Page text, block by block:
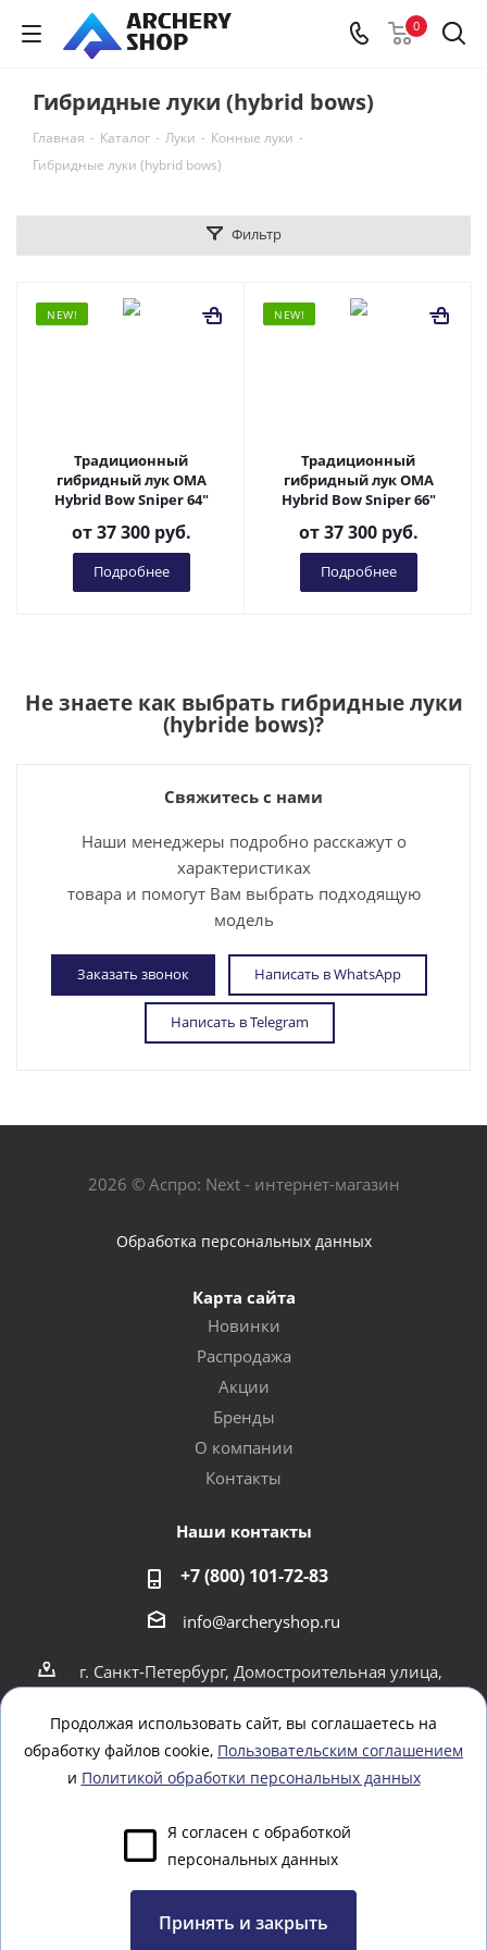
0
Гибридные луки (hybrid bows)
Главная - Каталог - Луки - Конные луки -
Гибридные луки (hybrid bows)
Фильтр
NEW!
Традиционный
гибридный лук OMA
Hybrid Bow Sniper 64"
от37 300 руб.
Подробнее
NEW!
Традиционный
гибридный лук OMA
Hybrid Bow Sniper 66"
от37 300 руб.
Подробнее
Не знаете как выбрать гибридные луки
(hybride bows)?
Свяжитесь с нами
Наши менеджеры подробно расскажут о
характеристиках
товара и помогут Вам выбрать подходящую
модель
Заказать звонок Написать в WhatsApp
Написать в Telegram
2026 © Аспро: Next - интернет-магазин
Обработка персональных данных
Карта сайта
Новинки
Распродажа
Акции
Бренды
О компании
Контакты
Наши контакты
+7 (800) 101-72-83
info@archeryshop.ru
г. Санкт-Петербург, Домостроительная улица,
г. Санкт-Петербург Пионерская 21
Оставайтесь на связи
Продолжая использовать сайт, вы соглашаетесь на
обработку файлов cookie, Пользовательским соглашением
и Политикой обработки персональных данных
Я согласен с обработкой
персональных данных
Принять и закрыть